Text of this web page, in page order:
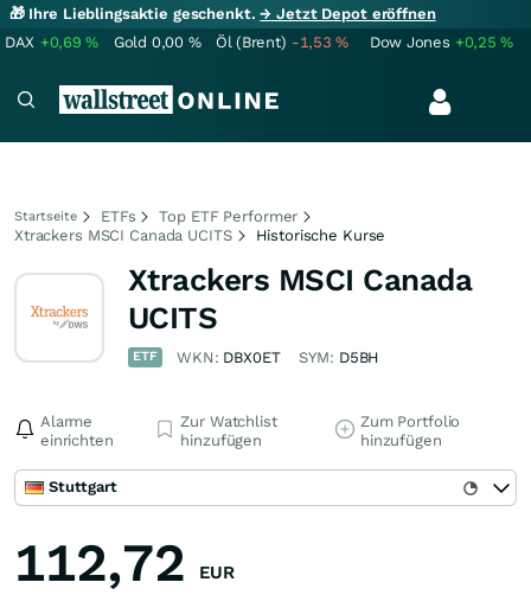
🎁 Ihre Lieblingsaktie geschenkt.→ Jetzt Depot eröffnen
DAX +0,69% Gold 0,00 % Öl (Brent) -1,53% Dow Jones +0,25%
Startseite ETFs
Top ETF Performer
Xtrackers MSCI Canada UCITS
Historische Kurse
Xtrackers MSCI Canada
UCITS
ETF WKN: DBX0ET SYM: D5BH
Alarme
einrichten
Zur Watchlist
hinzufügen
Zum Portfolio
hinzufügen
Stuttgart
112,72 EUR